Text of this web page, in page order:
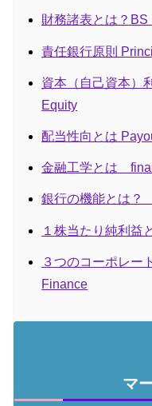
財務諸表とは？
責任銀行原則
資本（自己資本）
Equity
配当性向とは
金融工学とは
銀行の機能とは？
１株当たり純利益
３つのコーポレー
Finance
マ